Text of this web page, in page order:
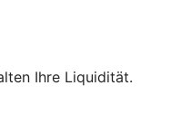
Ihre Liquidität.